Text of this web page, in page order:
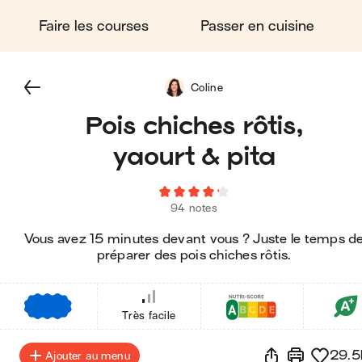
Faire les courses Passer en cuisine
Pois chiches rôtis,
yaourt & pita
94 notes
Vous avez 15 minutes devant vous ? Juste le temps
préparer des pois chiches rôtis.
Coline
Très facile
Ajouter au menu